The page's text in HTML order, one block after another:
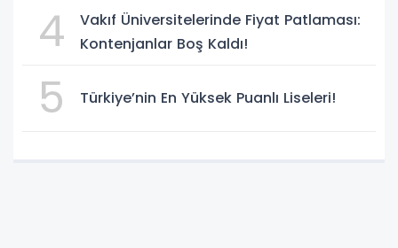
4
Vakıf Üniversitelerinde Fiyat Patlaması:
Kontenjanlar Boş Kaldı!
5 Türkiye’nin En Yüksek Puanlı Liseleri!